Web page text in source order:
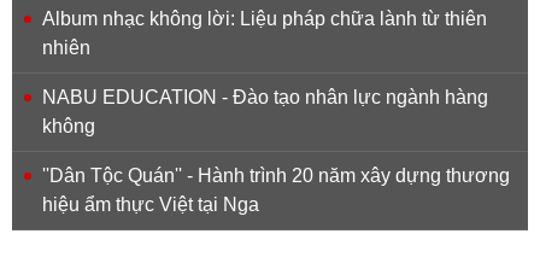
Album nhạc không lời: Liệu pháp chữa lành từ thiên
nhiên
NABU EDUCATION - Đào tạo nhân lực ngành hàng
không
''Dân Tộc Quán'' - Hành trình 20 năm xây dựng thương
hiệu ẩm thực Việt tại Nga